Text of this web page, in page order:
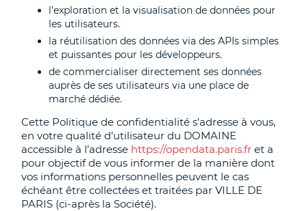
l’exploration et la visualisation de données pour
les utilisateurs.
la réutilisation des données via des APIs simples
et puissantes pour les développeurs.
de commercialiser directement ses données
auprès de ses utilisateurs via une place de
marché dédiée.
Cette Politique de confidentialité s’adresse à vous,
en votre qualité d’utilisateur du DOMAINE
accessible à l’adresse https://opendata.paris.fr et a
pour objectif de vous informer de la manière dont
vos informations personnelles peuvent le cas
échéant être collectées et traitées par VILLE DE
PARIS (ci-après la Société).